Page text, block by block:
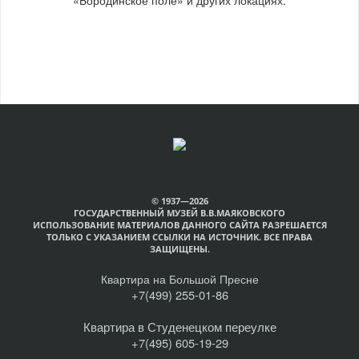
© 1937—2026
ГОСУДАРСТВЕННЫЙ МУЗЕЙ В.В.МАЯКОВСКОГО
ИСПОЛЬЗОВАНИЕ МАТЕРИАЛОВ ДАННОГО САЙТА РАЗРЕШАЕТСЯ
ТОЛЬКО С УКАЗАНИЕМ ССЫЛКИ НА ИСТОЧНИК. ВСЕ ПРАВА
ЗАЩИЩЕНЫ.
Квартира на Большой Пресне
+7(499) 255-01-86
Квартира в Студенецком переулке
+7(495) 605-19-29